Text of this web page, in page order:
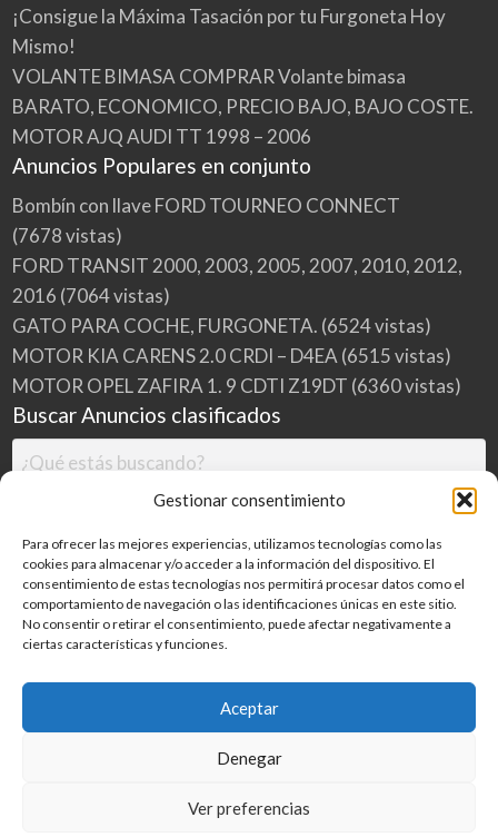
Gestionar consentimiento
Para ofrecer las mejores experiencias, utilizamos tecnologías como las
cookies para almacenar y/o acceder a la información del dispositivo. El
consentimiento de estas tecnologías nos permitirá procesar datos como el
comportamiento de navegación o las identificaciones únicas en este sitio.
No consentir o retirar el consentimiento, puede afectar negativamente a
ciertas características y funciones.
Aceptar
Denegar
Ver preferencias
¡Consigue la Máxima Tasación por tu Furgoneta Hoy
Mismo!
VOLANTE BIMASA COMPRAR Volante bimasa
BARATO, ECONOMICO, PRECIO BAJO, BAJO COSTE.
MOTOR AJQ AUDI TT 1998 – 2006
Anuncios Populares en conjunto
Bombín con llave FORD TOURNEO CONNECT
(7678 vistas)
FORD TRANSIT 2000, 2003, 2005, 2007, 2010, 2012,
2016 (7064 vistas)
GATO PARA COCHE, FURGONETA. (6524 vistas)
MOTOR KIA CARENS 2.0 CRDI – D4EA (6515 vistas)
MOTOR OPEL ZAFIRA 1. 9 CDTI Z19DT (6360 vistas)
Buscar Anuncios clasificados